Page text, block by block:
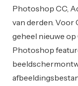
Photoshop CC,
van derden. Voor
geheel nieuwe
Photoshop